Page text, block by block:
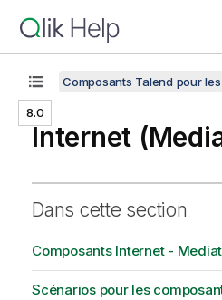
8.0
Composants Talend pour les
Internet
Dans cette section
Composants Internet -
Scénarios pour les